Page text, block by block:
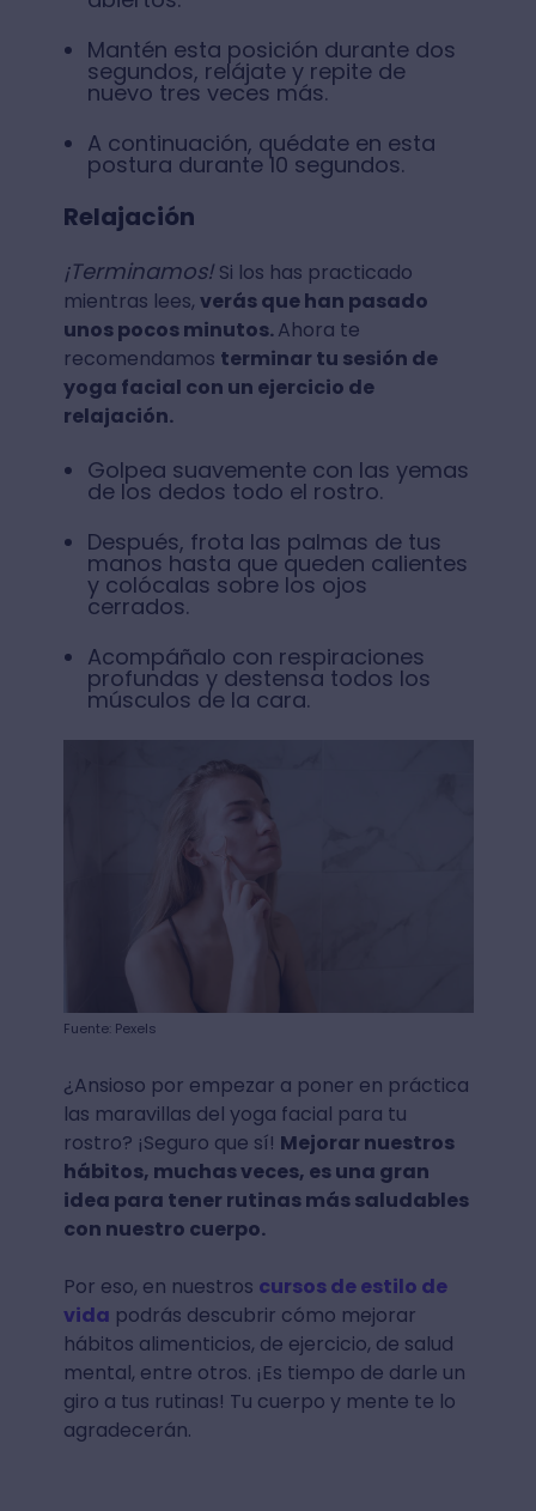
Mantén esta posición durante dos
segundos, relájate y repite de
nuevo tres veces más.
A continuación, quédate en esta
postura durante 10 segundos.
Relajación
¡Terminamos! Si los has practicado
mientras lees, verás que han pasado
unos pocos minutos.Ahora te
recomendamos terminar tu sesión de
yoga facial con un ejercicio de
relajación.
Golpea suavemente con las yemas
de los dedos todo el rostro.
Después, frota las palmas de tus
manos hasta que queden calientes
y colócalas sobre los ojos
cerrados.
Acompáñalo con respiraciones
profundas y destensa todos los
músculos de la cara.
Fuente: Pexels
¿Ansioso por empezar a poner en práctica
las maravillas del yoga facial para tu
rostro? ¡Seguro que sí! Mejorar nuestros
hábitos, muchas veces, es una gran
idea para tener rutinas más saludables
con nuestro cuerpo.
Por eso, en nuestros cursos de estilo de
vida podrás descubrir cómo mejorar
hábitos alimenticios, de ejercicio, de salud
mental, entre otros. ¡Es tiempo de darle un
giro a tus rutinas! Tu cuerpo y mente te lo
agradecerán.